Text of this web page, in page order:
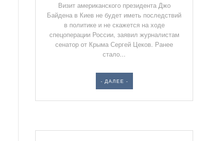
Визит американского президента Джо
Байдена в Киев не будет иметь последствий
в политике и не скажется на ходе
спецоперации России, заявил журналистам
сенатор от Крыма Сергей Цеков. Ранее
стало...
- ДАЛЕЕ -